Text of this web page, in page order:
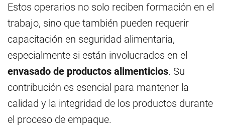
Estos operarios no solo reciben formación en el
trabajo, sino que también pueden requerir
capacitación en seguridad alimentaria,
especialmente si están involucrados en el
envasado de productos alimenticios. Su
contribución es esencial para mantener la
calidad y la integridad de los productos durante
el proceso de empaque.